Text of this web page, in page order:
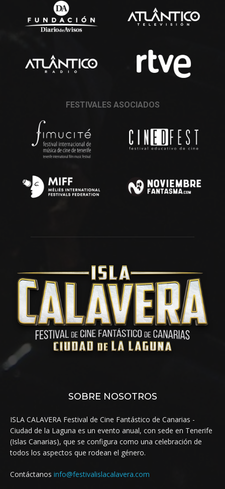
FESTIVALES ASOCIADOS
SOBRE NOSOTROS
ISLA CALAVERA Festival de Cine Fantástico de Canarias -
Ciudad de la Laguna es un evento anual, con sede en Tenerife
(Islas Canarias), que se configura como una celebración de
todos los aspectos que rodean el género.
Contáctanos info@festivalislacalavera.com